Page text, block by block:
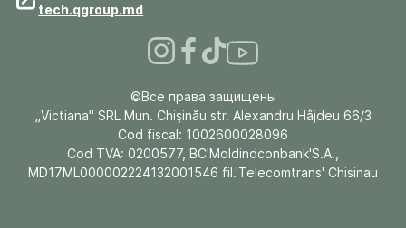
tech.qgroup.md
©Все права защищены
„Victiana" SRL Mun. Chişinău str. Alexandru Hâjdeu 66/3
Cod fiscal: 1002600028096
Cod TVA: 0200577, BC'Moldindconbank'S.A.,
MD17ML000002224132001546 fil.'Telecomtrans' Chisinau